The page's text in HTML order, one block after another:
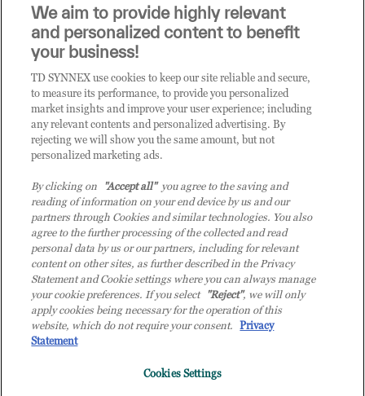
Sei un rivenditore di tecnologia e desideri acquistare
i prodotti o le soluzioni trattate sul blog?
CLICCA QUI E DIVENTA
CLIENTE TD SYNNEX
© 2026 TD SYNNEX Italy S.r.l. - Sede legale: via Luigi Russolo 9, 20138 Milano
(MI) - Numero di iscrizione al Registro delle Imprese di Milano e Codice Fiscale:
07092780159 - P.IVA: 07092780159 - Eur 12.569.000,00 i.v - TD SYNNEX e TD
in altri Paesi. Società a socio unico soggetta all’attività di direzione e coordinamento
We aim to provide highly relevant
and personalized content to benefit
your business!
TD SYNNEX use cookies to keep our site reliable and secure,
to measure its performance, to provide you personalized
market insights and improve your user experience; including
any relevant contents and personalized advertising. By
rejecting we will show you the same amount, but not
personalized marketing ads.
By clicking on "Accept all"you agree to the saving and
reading of information on your end device by us and our
partners through Cookies and similar technologies. You also
agree to the further processing of the collected and read
personal data by us or our partners, including for relevant
content on other sites, as further described in the Privacy
Statement and Cookie settings where you can always manage
your cookie preferences. If you select "Reject", we will only
apply cookies being necessary for the operation of this
website, which do not require your consent. Privacy
Statement
Cookies Settings